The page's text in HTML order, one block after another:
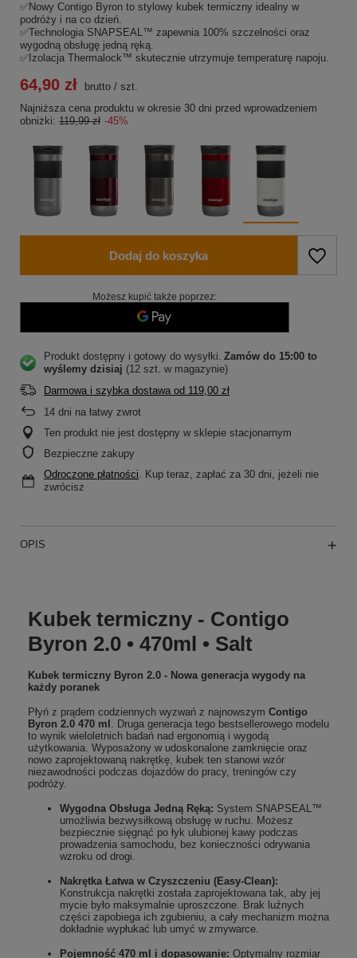
✅Nowy Contigo Byron to stylowy kubek termiczny idealny w
podróży i na co dzień.
✅Technologia SNAPSEAL™ zapewnia 100% szczelności oraz
wygodną obsługę jedną ręką.
✅Izolacja Thermalock™ skutecznie utrzymuje temperaturę napoju.
64,90 zł brutto / szt.
Najniższa cena produktu w okresie 30 dni przed wprowadzeniem
obniżki: 119,99 zł -45%
Dodaj do koszyka
Możesz kupić także poprzez:
Produkt dostępny i gotowy do wysyłki Zamów do 15:00 to
wyślemy dzisiaj (12 szt. w magazynie)
Darmowa i szybka dostawa od 119,00 zł
14 dni na łatwy zwrot
Ten produkt nie jest dostępny w sklepie stacjonarnym
Bezpieczne zakupy
Odroczone płatności. Kup teraz, zapłać za 30 dni, jeżeli nie
zwrócisz
OPIS
Kubek termiczny - Contigo
Byron 2.0 • 470ml • Salt
Kubek termiczny Byron 2.0 - Nowa generacja wygody na
każdy poranek
Płyń z prądem codziennych wyzwań z najnowszym Contigo
Byron 2.0 470 ml . Druga generacja tego bestsellerowego modelu
to wynik wieloletnich badań nad ergonomią i wygodą
użytkowania. Wyposażony w udoskonalone zamknięcie oraz
nowo zaprojektowaną nakrętkę, kubek ten stanowi wzór
niezawodności podczas dojazdów do pracy, treningów czy
podróży.
Wygodna Obsługa Jedną Ręką: System SNAPSEAL™
umożliwia bezwysiłkową obsługę w ruchu. Możesz
bezpiecznie sięgnąć po łyk ulubionej kawy podczas
prowadzenia samochodu, bez konieczności odrywania
wzroku od drogi.
Nakrętka Łatwa w Czyszczeniu (Easy-Clean):
Konstrukcja nakrętki została zaprojektowana tak, aby jej
mycie było maksymalnie uproszczone. Brak luźnych
części zapobiega ich zgubieniu, a cały mechanizm można
dokładnie wypłukać lub umyć w zmywarce.
Pojemność 470 ml i dopasowanie: Optymalny rozmiar